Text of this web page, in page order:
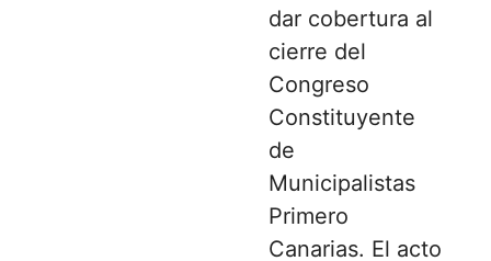
dar cobertura al
cierre del
Congreso
Constituyente
de
Municipalistas
Primero
Canarias. El acto